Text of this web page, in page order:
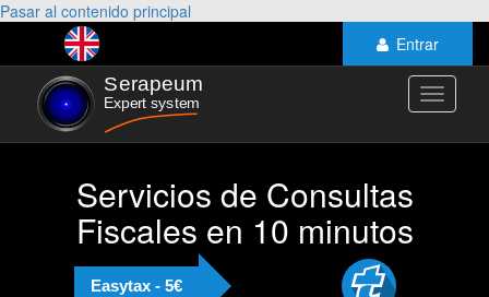
Pasar al contenido principal
Entrar
Toggle
Servicios de Consultas
Fiscales en 10 minutos
Easytax - 5€